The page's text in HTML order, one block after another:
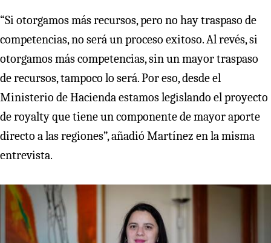
“Si otorgamos más recursos, pero no hay traspaso de
competencias, no será un proceso exitoso. Al revés, si
otorgamos más competencias, sin un mayor traspaso
de recursos, tampoco lo será. Por eso, desde el
Ministerio de Hacienda estamos legislando el proyecto
de royalty que tiene un componente de mayor aporte
directo a las regiones”, añadió Martínez en la misma
entrevista.